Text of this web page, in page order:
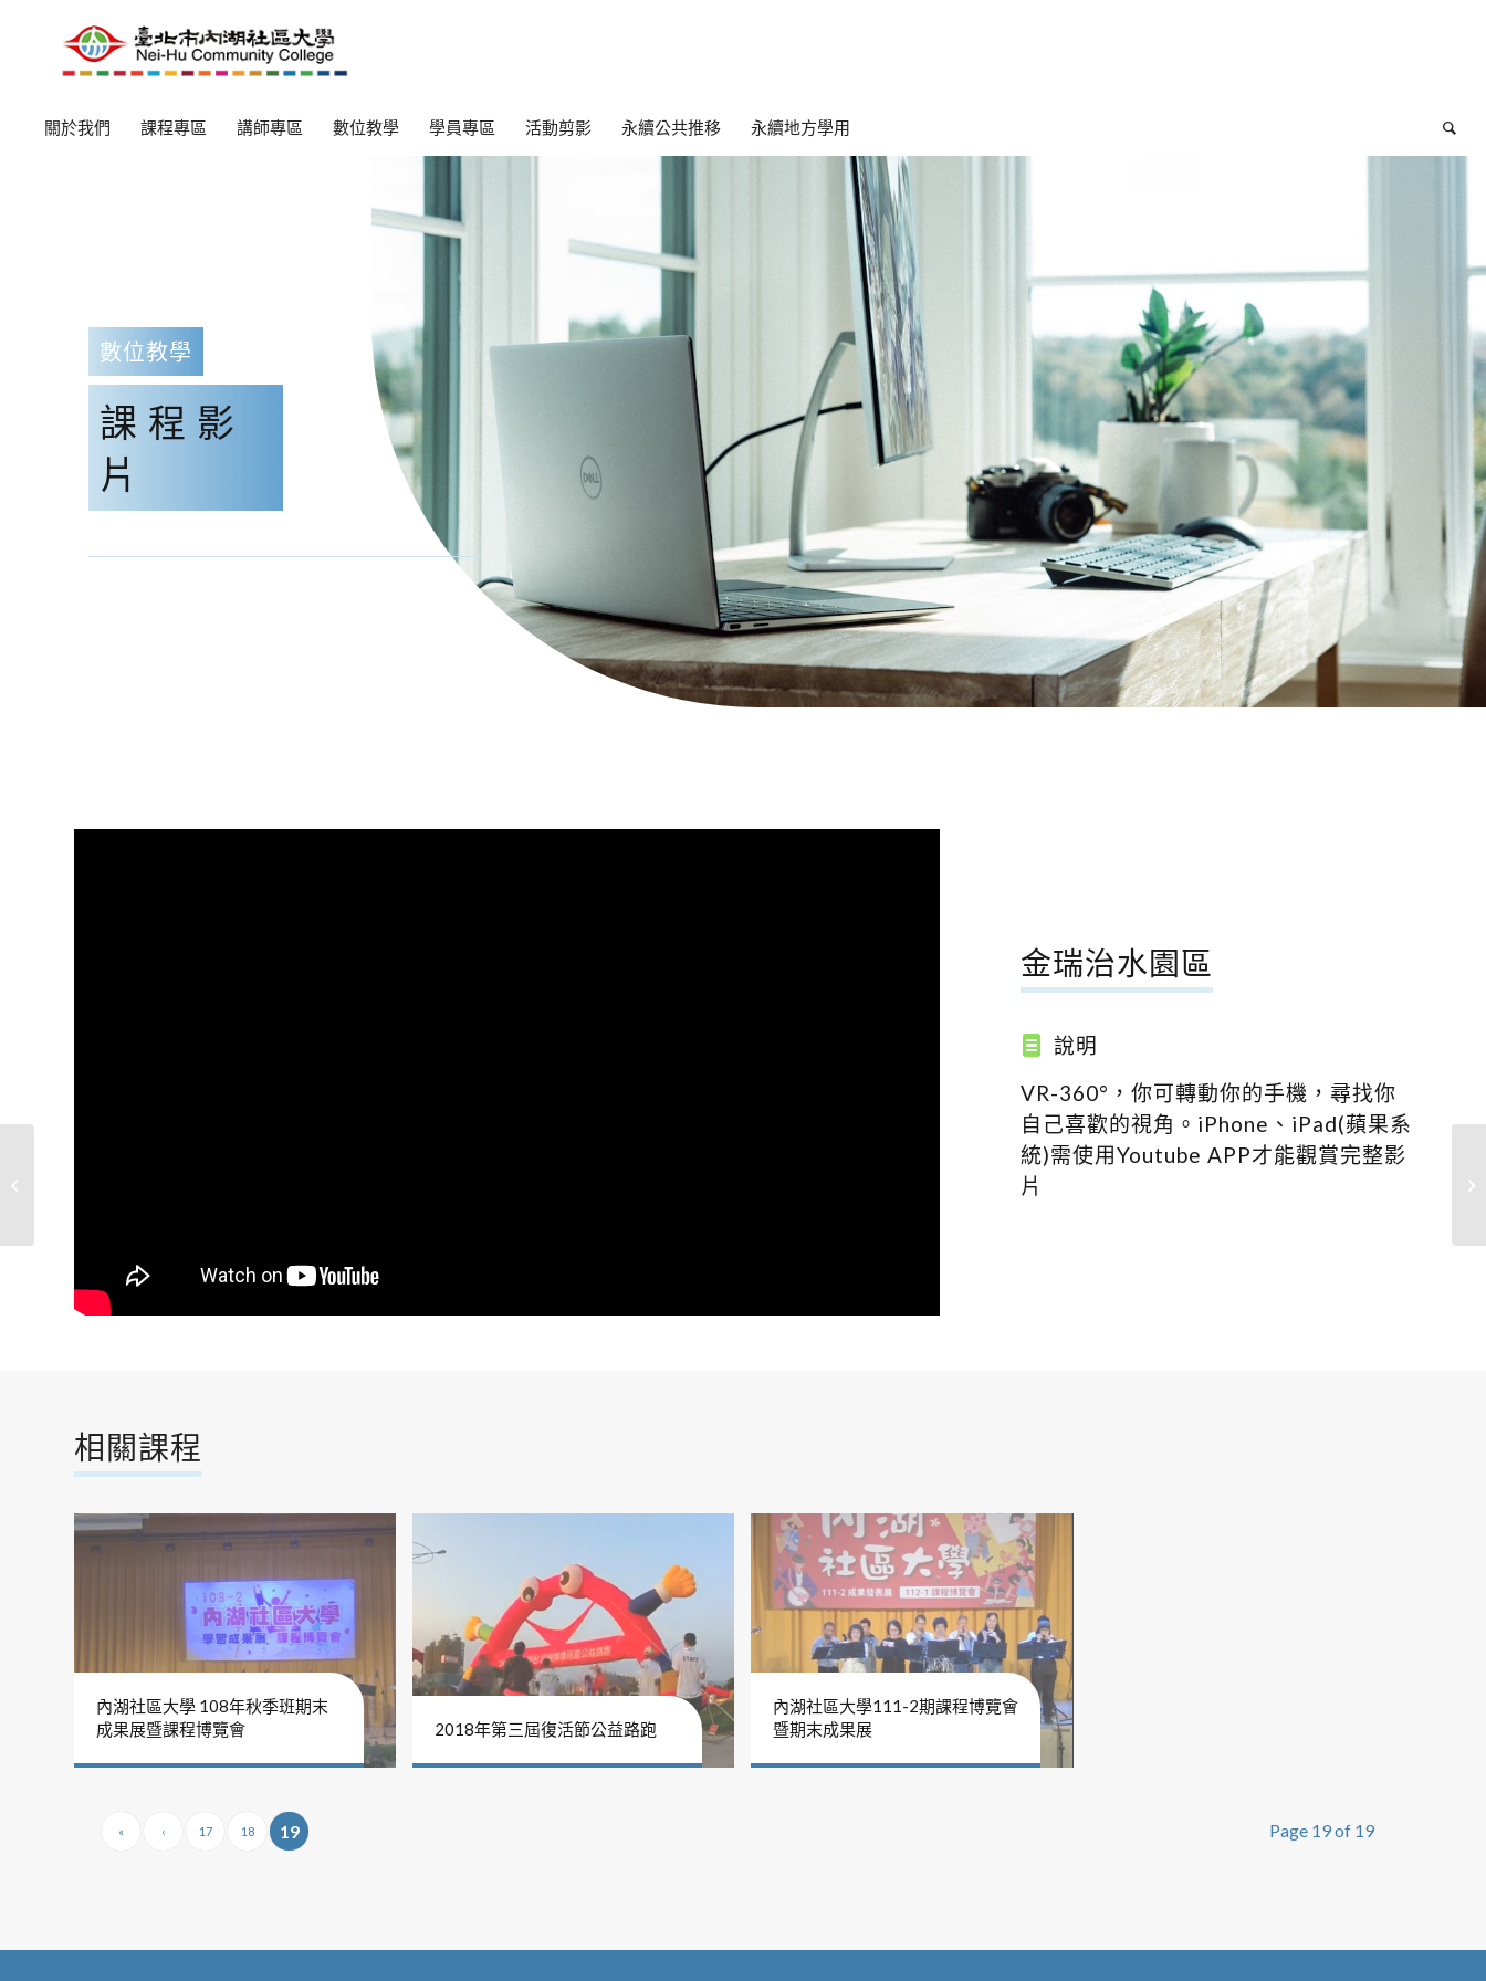
關於我們 課程專區 講師專區 數位教學 學員專區 活動剪影 永續公共推移 永續地方學用
數位教學
課程影
片
金瑞治水園區
說明
VR-360°，你可轉動你的手機，尋找你
自己喜歡的視角。iPhone、iPad(蘋果系
統)需使用Youtube APP才能觀賞完整影
片
相關課程
內湖社區大學 108年秋季班期末
成果展暨課程博覽會
2018年第三屆復活節公益路跑
內湖社區大學111-2期課程博覽會
暨期末成果展
Page 19 of 19
« ‹ 17 18 19